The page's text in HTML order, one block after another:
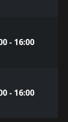
- 16:00
- 16:00